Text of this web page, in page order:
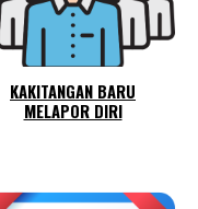
KAKITANGAN BARU
MELAPOR DIRI